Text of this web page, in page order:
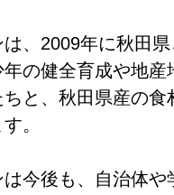
は、2009年に秋田
年の健全育成や地
と、秋田県産の
。
は今後も、自治体